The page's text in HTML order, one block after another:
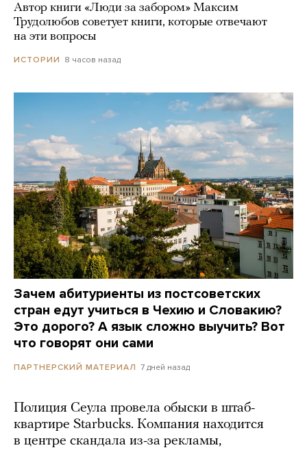
Автор книги «Люди за забором» Максим
Трудолюбов советует книги, которые отвечают
на эти вопросы
ИСТОРИИ 8 часов назад
Зачем абитуриенты из постсоветских
стран едут учиться в Чехию и Словакию?
Это дорого? А язык сложно выучить? Вот
что говорят они сами
ПАРТНЕРСКИЙ МАТЕРИАЛ 7 дней назад
Полиция Сеула провела обыски в штаб-
квартире Starbucks. Компания находится
в центре скандала из-за рекламы,